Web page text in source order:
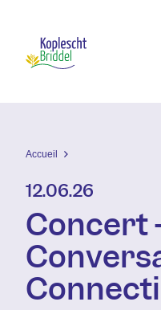
Accueil
12.06.26
Concert